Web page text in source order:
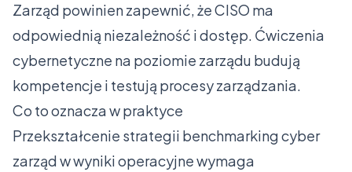
Zarząd powinien zapewnić, że CISO ma
odpowiednią niezależność i dostęp. Ćwiczenia
cybernetyczne na poziomie zarządu budują
kompetencje i testują procesy zarządzania.
Co to oznacza w praktyce
Przekształcenie strategii benchmarking cyber
zarząd w wyniki operacyjne wymaga